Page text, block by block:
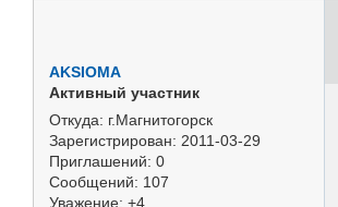
AKSIOMA
Активный участник
Откуда: г.Магнитогорск
Зарегистрирован: 2011-03-29
Приглашений: 0
Сообщений: 107
Уважение: +4